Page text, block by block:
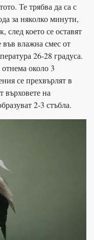
Те трябва да са с
за няколко минути,
след което се оставят
във влажна смес от
26-28 градуса.
около 3
се прехвърлят в
върховете на
2-3 стъбла.